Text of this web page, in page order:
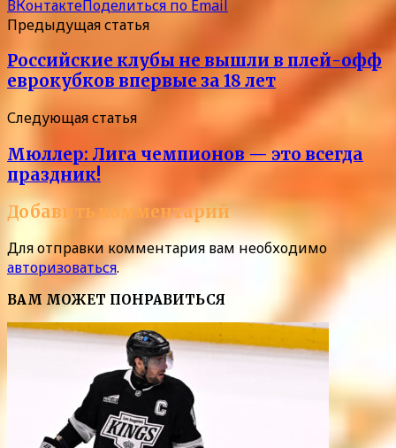
ВКонтактеПоделиться по Email
Предыдущая статья
Российские клубы не вышли в плей-офф
еврокубков впервые за 18 лет
Следующая статья
Мюллер: Лига чемпионов — это всегда
праздник!
Добавить комментарий
Для отправки комментария вам необходимо
авторизоваться.
ВАМ МОЖЕТ ПОНРАВИТЬСЯ